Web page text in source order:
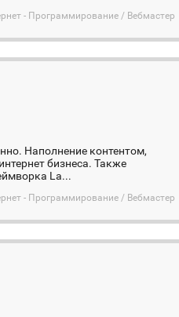
- Программирование / Вебмастер
Наполнение контентом,
бизнеса. Также
La...
- Программирование / Вебмастер